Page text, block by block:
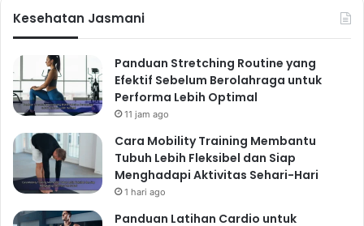
Kesehatan Jasmani
Panduan Stretching Routine yang
Efektif Sebelum Berolahraga untuk
Performa Lebih Optimal
11 jam ago
Cara Mobility Training Membantu
Tubuh Lebih Fleksibel dan Siap
Menghadapi Aktivitas Sehari-Hari
1 hari ago
Panduan Latihan Cardio untuk